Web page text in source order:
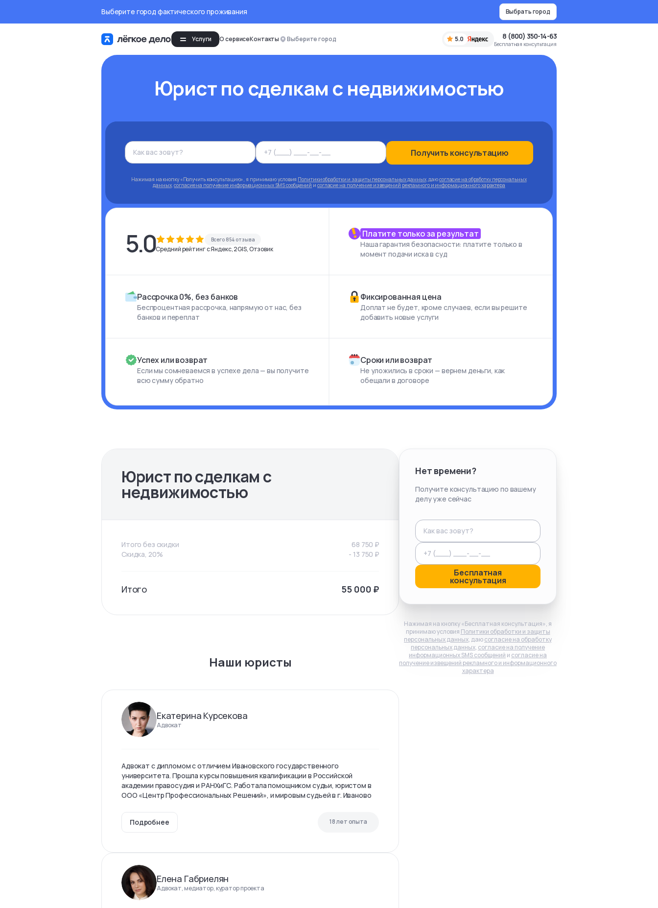
Выберите город фактического проживания Выбрать город
Услуги О сервисеКонтакты Выберите город 5.0 8 (800) 350-14-63
Бесплатная консультация
Юрист по сделкам с недвижимостью
Получить консультацию
Нажимая на кнопку «Получить консультацию», я принимаю условия Политики обработки и защиты персональных данных, даюсогласие на обработку персональных
данных,согласие на получение информационных SMS сообщений и согласие на получение извещений рекламного и информационного характера
5.0 Всего 854 отзыва
Средний рейтинг с Яндекс, 2GIS, Отзовик
Платите только за результат
Наша гарантия безопасности: платите только в
момент подачи иска в суд
Рассрочка 0%, без банков
Беспроцентная рассрочка, напрямую от нас, без
банков и переплат
Фиксированная цена
Доплат не будет, кроме случаев, если вы решите
добавить новые услуги
Успех или возврат
Если мы сомневаемся в успехе дела — вы получите
всю сумму обратно
Сроки или возврат
Не уложились в сроки — вернем деньги, как
обещали в договоре
Юрист по сделкам с
недвижимостью
Итого без скидки 68 750 ₽
Скидка, 20%
- 13 750 ₽
Итого 55 000 ₽
Наши юристы
Екатерина Курсекова
Адвокат
Адвокат с дипломом с отличием Ивановского государственного
университета. Прошла курсы повышения квалификации в Российской
академии правосудия и РАНХиГС. Работала помощником судьи, юристом в
ООО «Центр Профессиональных Решений», и мировым судьей в г. Иваново
Подробнее 18 лет опыта
Елена Габриелян
Адвокат, медиатор, куратор проекта
Нет времени?
Получите консультацию по вашему
делу уже сейчас
Бесплатная
консультация
Нажимая на кнопку «Бесплатная консультация», я
принимаю условия Политики обработки и защиты
персональных данных, даюсогласие на обработку
персональных данных, согласие на получение
информационных SMS сообщений и согласие на
получение извещений рекламного и информационного
характера